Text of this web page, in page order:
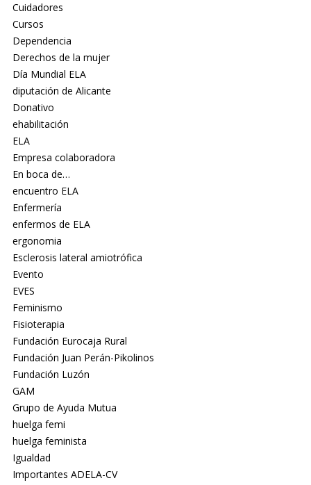
Cuidadores
Cursos
Dependencia
Derechos de la mujer
Día Mundial ELA
diputación de Alicante
Donativo
ehabilitación
ELA
Empresa colaboradora
En boca de…
encuentro ELA
Enfermería
enfermos de ELA
ergonomia
Esclerosis lateral amiotrófica
Evento
EVES
Feminismo
Fisioterapia
Fundación Eurocaja Rural
Fundación Juan Perán-Pikolinos
Fundación Luzón
GAM
Grupo de Ayuda Mutua
huelga femi
huelga feminista
Igualdad
Importantes ADELA-CV